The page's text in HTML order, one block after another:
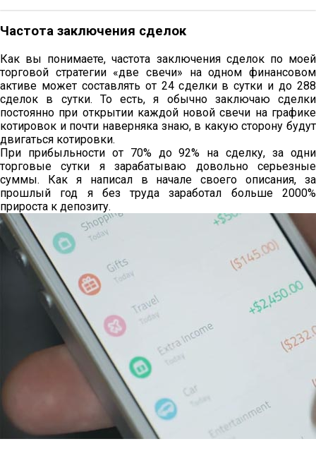
Частота заключения сделок
Как вы понимаете, частота заключения сделок по моей
торговой стратегии «две свечи» на одном финансовом
активе может составлять от 24 сделки в сутки и до 288
сделок в сутки. То есть, я обычно заключаю сделки
постоянно при открытии каждой новой свечи на графике
котировок и почти наверняка знаю, в какую сторону будут
двигаться котировки.
При прибыльности от 70% до 92% на сделку, за одни
торговые сутки я зарабатываю довольно серьезные
суммы. Как я написал в начале своего описания, за
прошлый год я без труда заработал больше 2000%
прироста к депозиту.